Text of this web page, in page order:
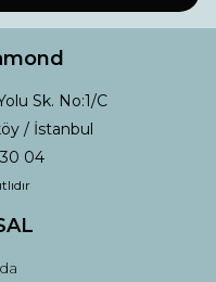
Sk. No:1/C
/ İstanbul
04